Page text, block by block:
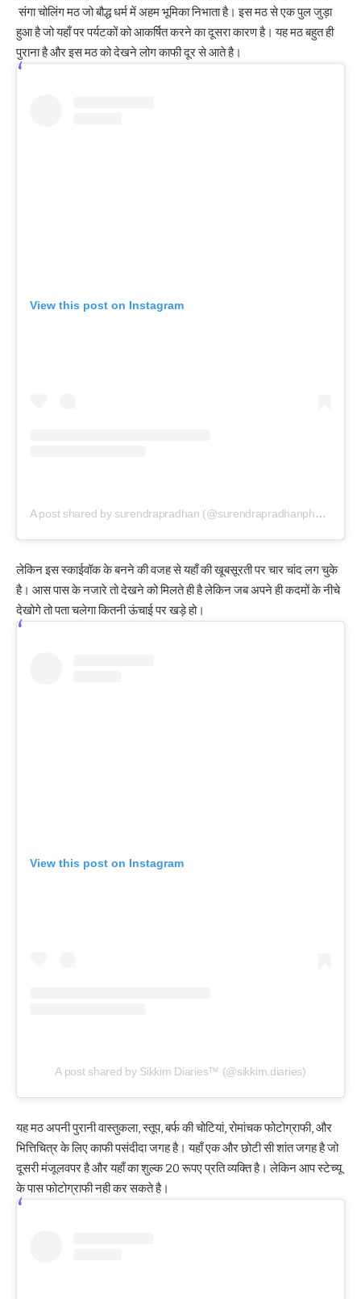
संगा चोलिंग मठ जो बौद्ध धर्म में अहम भूमिका निभाता है। इस मठ से एक पुल जुड़ा
हुआ है जो यहाँ पर पर्यटकों को आकर्षित करने का दूसरा कारण है। यह मठ बहुत ही
पुराना है और इस मठ को देखने लोग काफी दूर से आते है।
View this post on Instagram
A post shared by surendrapradhan (@surendrapradhanphotography)
लेकिन इस स्काईवॉक के बनने की वजह से यहाँ की खूबसूरती पर चार चांद लग चुके
है। आस पास के नजारे तो देखने को मिलते ही है लेकिन जब अपने ही कदमों के नीचे
देखोगे तो पता चलेगा कितनी ऊंचाई पर खड़े हो।
View this post on Instagram
A post shared by Sikkim Diaries™ (@sikkim.diaries)
यह मठ अपनी पुरानी वास्तुकला, स्तूप, बर्फ की चोटियां, रोमांचक फोटोग्राफी, और
भित्तिचित्र के लिए काफी पसंदीदा जगह है। यहाँ एक और छोटी सी शांत जगह है जो
दूसरी मंजूलवपर है और यहाँ का शुल्क 20 रूपए प्रति व्यक्ति है। लेकिन आप स्टेच्यू
के पास फोटोग्राफी नही कर सकते है।